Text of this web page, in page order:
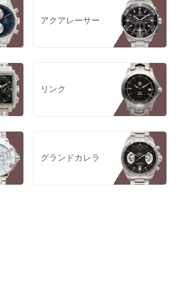
アクアレーサー
リンク
グランドカレラ